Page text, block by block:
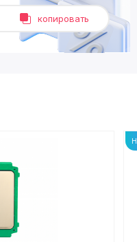
копировать